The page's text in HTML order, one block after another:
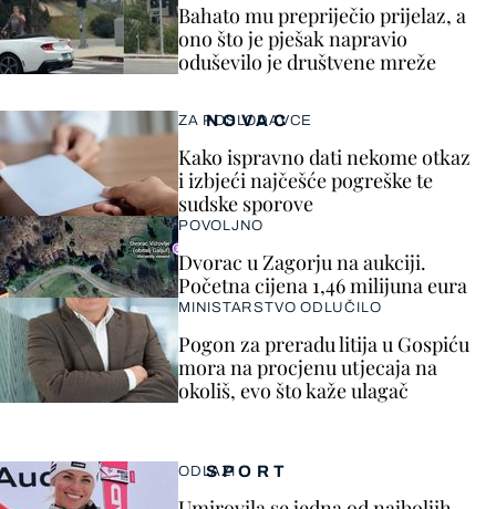
Bahato mu prepriječio prijelaz, a
ono što je pješak napravio
oduševilo je društvene mreže
SPORT
ODLAZI
NOVAC
ZA POSLODAVCE
Kako ispravno dati nekome otkaz
i izbjeći najčešće pogreške te
sudske sporove
POVOLJNO
Dvorac u Zagorju na aukciji.
Početna cijena 1,46 milijuna eura
MINISTARSTVO ODLUČILO
Pogon za preradu litija u Gospiću
mora na procjenu utjecaja na
okoliš, evo što kaže ulagač